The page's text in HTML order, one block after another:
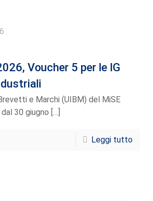
Voucher 5 per le IG
e Marchi (UIBM) del MiSE
30 giugno […]
Leggi tutto